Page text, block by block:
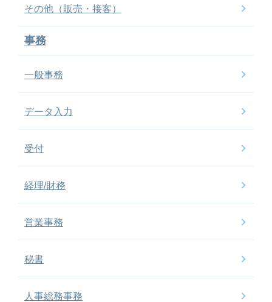
その他（販売・接客）
事務
一般事務
データ入力
受付
経理/財務
営業事務
秘書
人事総務事務